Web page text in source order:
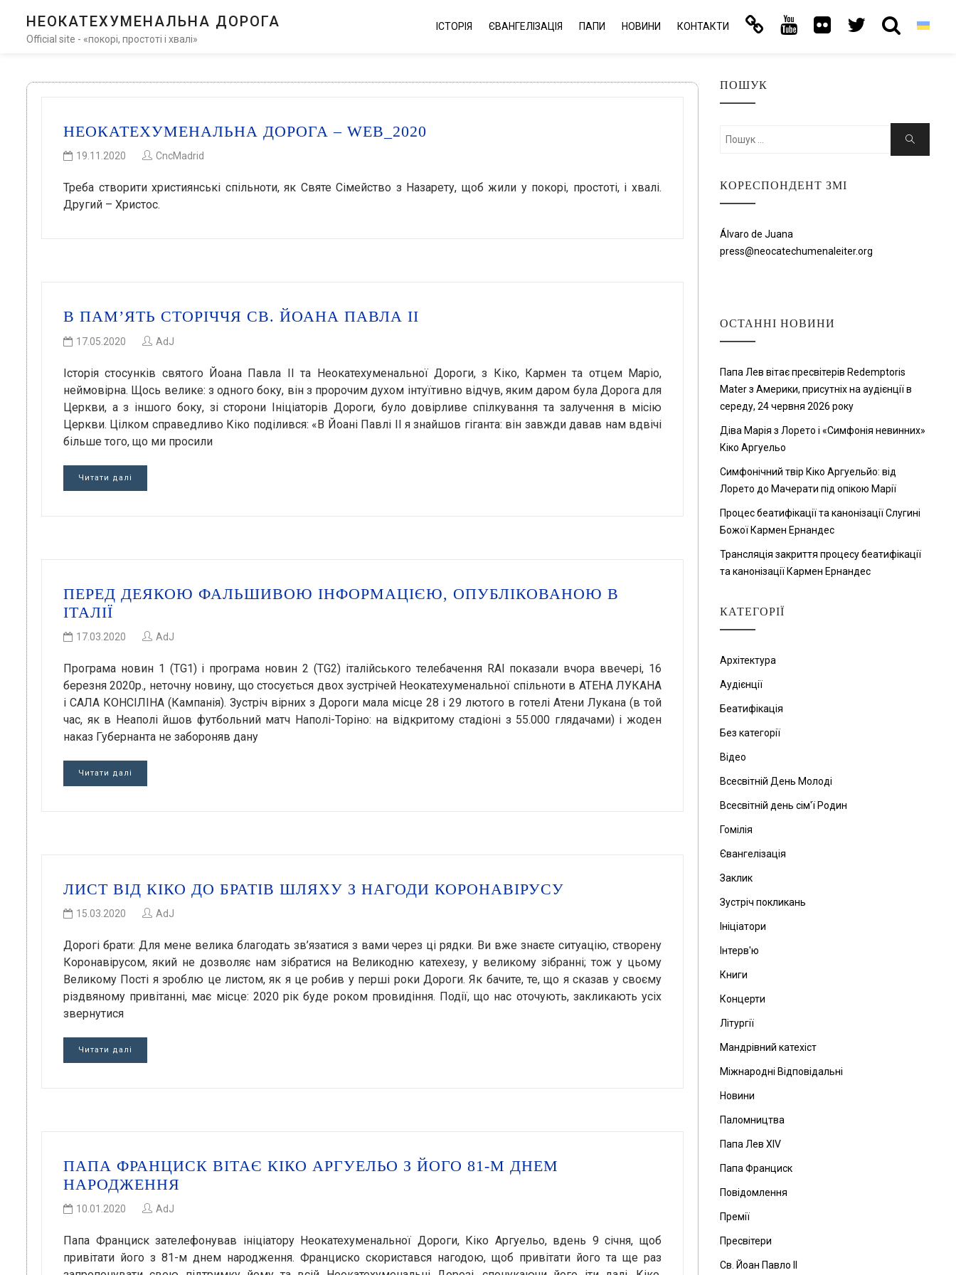
НЕОКАТЕХУМЕНАЛЬНА ДОРОГА
Official site - «покорі, простоті і хвалі»
ІСТОРІЯ ЄВАНГЕЛІЗАЦІЯ ПАПИ НОВИНИ КОНТАКТИ
НЕОКАТЕХУМЕНАЛЬНА ДОРОГА – WEB_2020
19.11.2020 CncMadrid
Треба створити християнські спільноти, як Святе Сімейство з Назарету, щоб жили у покорі, простоті, і хвалі.
Другий – Христос.
В ПАМ’ЯТЬ СТОРІЧЧЯ СВ. ЙОАНА ПАВЛА II
17.05.2020 AdJ
Історія стосунків святого Йоана Павла ІІ та Неокатехуменальної Дороги, з Кіко, Кармен та отцем Маріо,
неймовірна. Щось велике: з одного боку, він з пророчим духом інтуїтивно відчув, яким даром була Дорога для
Церкви, а з іншого боку, зі сторони Ініціаторів Дороги, було довірливе спілкування та залучення в місію
Церкви. Цілком справедливо Кіко поділився: «В Йоані Павлі II я знайшов гіганта: він завжди давав нам вдвічі
більше того, що ми просили
Читати далі
ПЕРЕД ДЕЯКОЮ ФАЛЬШИВОЮ ІНФОРМАЦІЄЮ, ОПУБЛІКОВАНОЮ В
ІТАЛІЇ
17.03.2020 AdJ
Програма новин 1 (TG1) і програма новин 2 (TG2) італійського телебачення RAI показали вчора ввечері, 16
березня 2020р., неточну новину, що стосується двох зустрічей Неокатехуменальної спільноти в АТЕНА ЛУКАНА
і САЛА КОНСІЛІНА (Кампанія). Зустріч вірних з Дороги мала місце 28 і 29 лютого в готелі Атени Лукана (в той
час, як в Неаполі йшов футбольний матч Наполі-Торіно: на відкритому стадіоні з 55.000 глядачами) і жоден
наказ Губернанта не забороняв дану
Читати далі
ЛИСТ ВІД КІКО ДО БРАТІВ ШЛЯХУ З НАГОДИ КОРОНАВІРУСУ
15.03.2020 AdJ
Дорогі брати: Для мене велика благодать зв’язатися з вами через ці рядки. Ви вже знаєте ситуацію, створену
Коронавірусом, який не дозволяє нам зібратися на Великодню катехезу, у великому зібранні; тож у цьому
Великому Пості я зроблю це листом, як я це робив у перші роки Дороги. Як бачите, те, що я сказав у своєму
різдвяному привітанні, має місце: 2020 рік буде роком провидіння. Події, що нас оточують, закликають усіх
звернутися
Читати далі
ПАПА ФРАНЦИСК ВІТАЄ КІКО АРГУЕЛЬО З ЙОГО 81-М ДНЕМ
НАРОДЖЕННЯ
10.01.2020 AdJ
Папа Франциск зателефонував ініціатору Неокатехуменальної Дороги, Кіко Аргуельо, вдень 9 січня, щоб
привітати його з 81-м днем народження. Франциско скористався нагодою, щоб привітати його та ще раз
ПОШУК
Шукати:
Пошук
КОРЕСПОНДЕНТ ЗМІ
Álvaro de Juana
press@neocatechumenaleiter.org
ОСТАННІ НОВИНИ
Папа Лев вітає пресвітерів Redemptoris
Mater з Америки, присутніх на аудієнції в
середу, 24 червня 2026 року
Діва Марія з Лорето і «Симфонія невинних»
Кіко Аргуельо
Симфонічний твір Кіко Аргуельйо: від
Лорето до Мачерати під опікою Марії
Процес беатифікації та канонізації Слугині
Божої Кармен Ернандес
Трансляція закриття процесу беатифікації
та канонізації Кармен Ернандес
КАТЕГОРІЇ
Архітектура
Аудієнції
Беатифікація
Без категорії
Відео
Всесвітній День Молоді
Всесвітній день сім'ї Родин
Гомілія
Євангелізація
Заклик
Зустріч покликань
Ініціатори
Інтерв'ю
Книги
Концерти
Літургії
Мандрівний катехіст
Міжнародні Відповідальні
Новини
Паломництва
Папа Лев ХІV
Папа Франциск
Повідомлення
Премії
Пресвітери
Св. Йоан Павло ІІ